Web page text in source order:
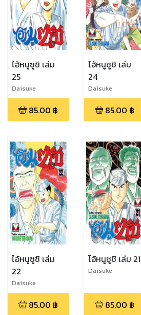
ไอ้หนูซูชิ เล่ม
25
Daisuke
Terasawa
85.00 ฿
ไอ้หนูซูชิ เล่ม
24
Daisuke
Terasawa
85.00 ฿
ไอ้หนูซูชิ เล่ม
22
Daisuke
Terasawa
85.00 ฿
ไอ้หนูซูชิ เล่ม 21
Daisuke
85.00 ฿